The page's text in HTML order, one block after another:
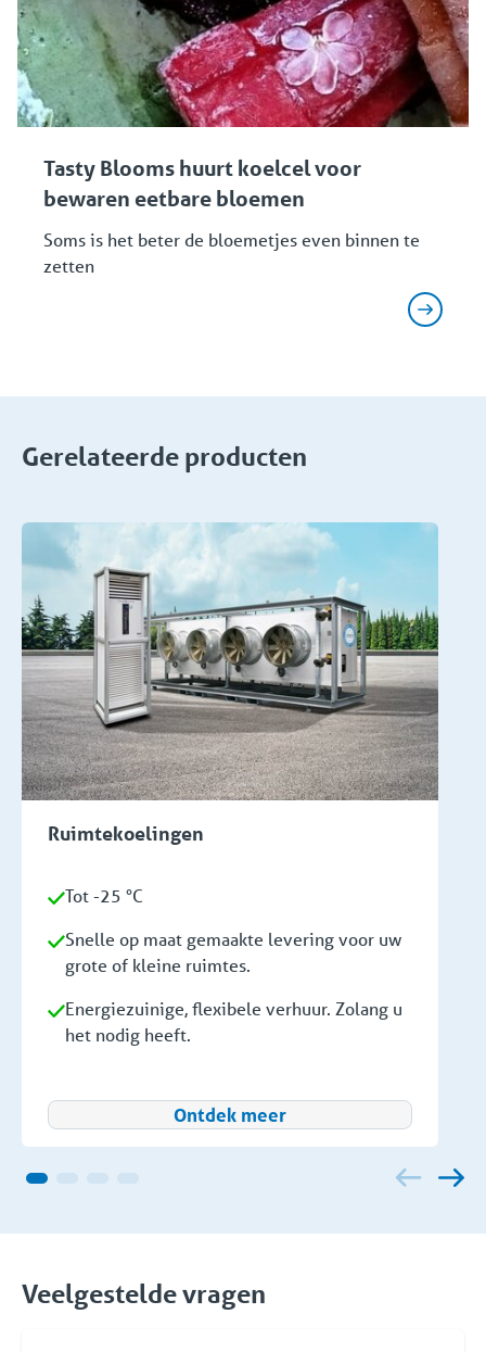
Tasty Blooms huurt koelcel voor
bewaren eetbare bloemen
Soms is het beter de bloemetjes even binnen te
zetten
Gerelateerde producten
Ruimtekoelingen
Tot -25 °C
Snelle op maat gemaakte levering voor uw
grote of kleine ruimtes.
Energiezuinige, flexibele verhuur. Zolang u
het nodig heeft.
Ontdek meer
Veelgestelde vragen